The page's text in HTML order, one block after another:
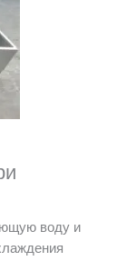
воду и